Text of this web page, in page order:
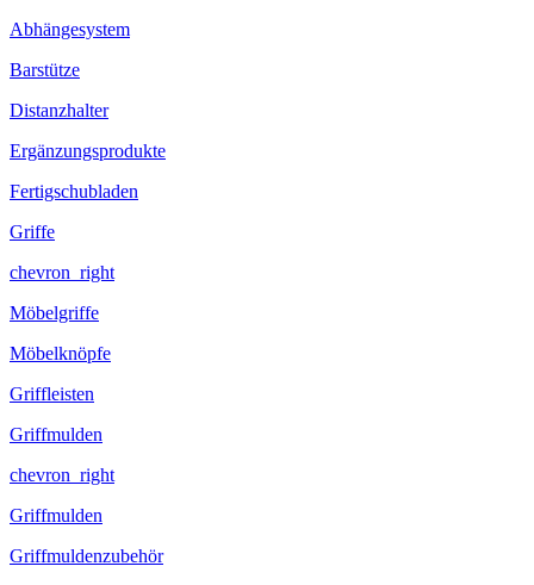
Abhängesystem
Barstütze
Distanzhalter
Ergänzungsprodukte
Fertigschubladen
Griffe
chevron_right
Möbelgriffe
Möbelknöpfe
Griffleisten
Griffmulden
chevron_right
Griffmulden
Griffmuldenzubehör